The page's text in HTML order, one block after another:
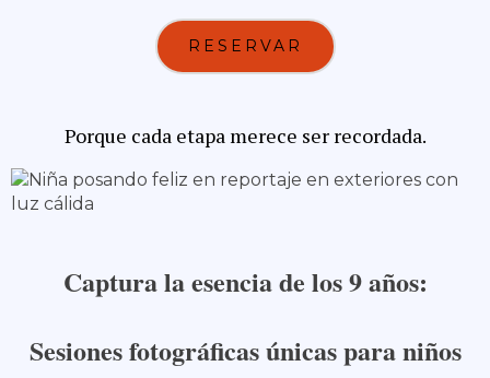
RESERVAR
Porque cada etapa merece ser recordada.
Captura la esencia de los 9 años:
Sesiones fotográficas únicas para niños